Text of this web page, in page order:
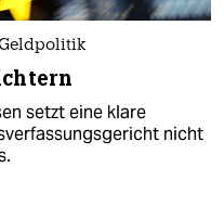
setzt eine klare
nicht